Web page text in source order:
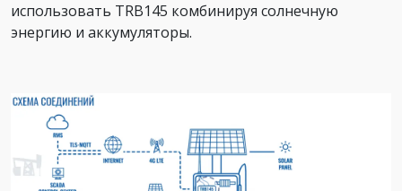
использовать TRB145 комбинируя солнечную
энергию и аккумуляторы.